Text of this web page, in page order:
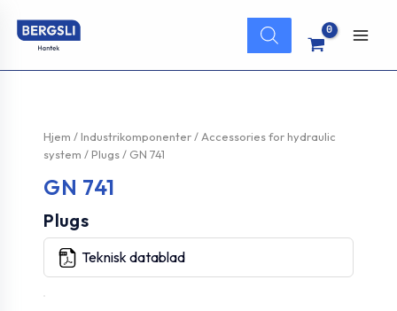
rett
innholdet
Products
search
Hjem / Industrikomponenter/ Accessories for hydraulic
system / Plugs/ GN 741
GN 741
Plugs
Teknisk datablad